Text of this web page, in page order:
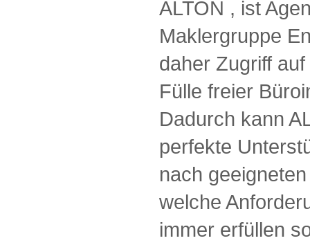
ALTON , ist
Maklergruppe
daher Zugriff
Fülle freier
Dadurch kann
perfekte
nach
welche
immer erfüllen